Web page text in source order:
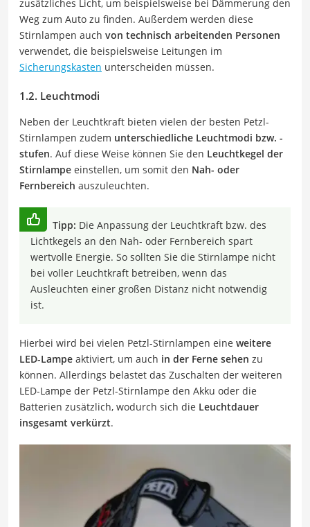
zusätzliches Licht, um beispielsweise bei Dämmerung den
Weg zum Auto zu finden. Außerdem werden diese
Stirnlampen auch von technisch arbeitenden Personen
verwendet, die beispielsweise Leitungen im
Sicherungskasten unterscheiden müssen.
1.2. Leuchtmodi
Neben der Leuchtkraft bieten vielen der besten Petzl-
Stirnlampen zudem unterschiedliche Leuchtmodi bzw. -
stufen. Auf diese Weise können Sie den Leuchtkegel der
Stirnlampe einstellen, um somit den Nah- oder
Fernbereich auszuleuchten.
Tipp: Die Anpassung der Leuchtkraft bzw. des
Lichtkegels an den Nah- oder Fernbereich spart
wertvolle Energie. So sollten Sie die Stirnlampe nicht
bei voller Leuchtkraft betreiben, wenn das
Ausleuchten einer großen Distanz nicht notwendig
ist.
Hierbei wird bei vielen Petzl-Stirnlampen eine weitere
LED-Lampe aktiviert, um auch in der Ferne sehen zu
können. Allerdings belastet das Zuschalten der weiteren
LED-Lampe der Petzl-Stirnlampe den Akku oder die
Batterien zusätzlich, wodurch sich die Leuchtdauer
insgesamt verkürzt.